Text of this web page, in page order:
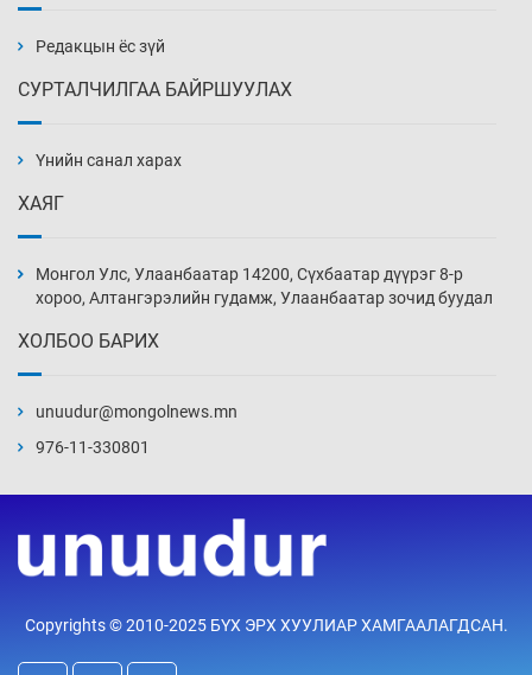
8 цаг 23 мин
8 цаг 53 мин
9 цаг 23 мин
хэмжээг шинэчлэн тогтоох нь
10 цаг 23 мин
мөнгө, хүрэл медаль хүртэв
10 цаг 50 мин
Редакцын ёс зүй
СУРТАЛЧИЛГАА БАЙРШУУЛАХ
Үнийн санал харах
ХАЯГ
Монгол Улс, Улаанбаатар 14200, Сүхбаатар дүүрэг 8-р
хороо, Алтангэрэлийн гудамж, Улаанбаатар зочид буудал
ХОЛБОО БАРИХ
unuudur@mongolnews.mn
976-11-330801
Copyrights © 2010-2025 БҮХ ЭРХ ХУУЛИАР ХАМГААЛАГДСАН.